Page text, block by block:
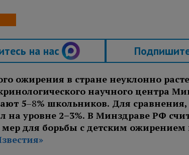
на нас
ожирения в стране неуклонно
научного центра
5–8% школьников. Для сравнения,
на уровне 2–3%. В Минздраве РФ
для борьбы с детским ожирением